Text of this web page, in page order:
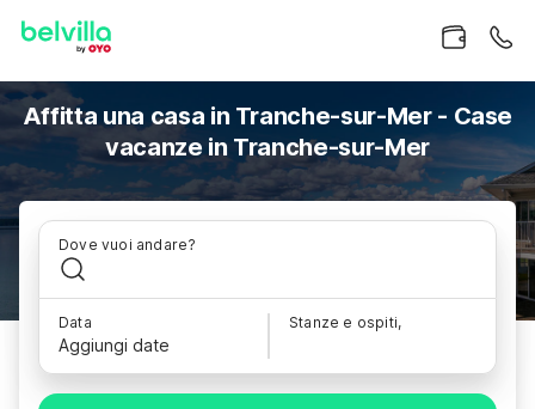
Affitta una casa in Tranche-sur-Mer - Case
vacanze in Tranche-sur-Mer
Dove vuoi andare?
Data
Aggiungi date
Stanze e ospiti,